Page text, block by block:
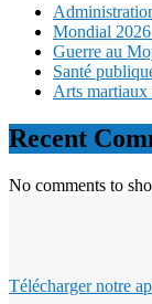
Mondial
Guerre au
Santé
Arts martiaux
Recent
No comments to
Télécharger notre